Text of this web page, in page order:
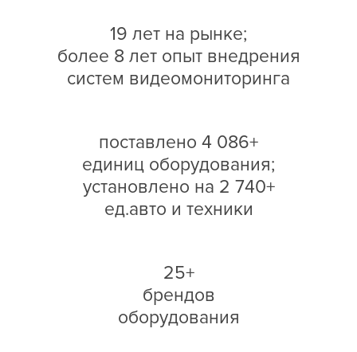
19 лет на рынке;
более 8 лет опыт внедрения
систем видеомониторинга
поставлено 4 086+
единиц оборудования;
установлено на 2 740+
ед.авто и техники
25+
брендов
оборудования